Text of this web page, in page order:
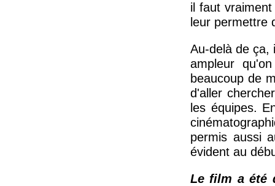
il faut
leur permettre
Au-delà de ça,
ampleur
beaucoup de
d'aller
les équipes.
permis aussi
évident au
Le film a été